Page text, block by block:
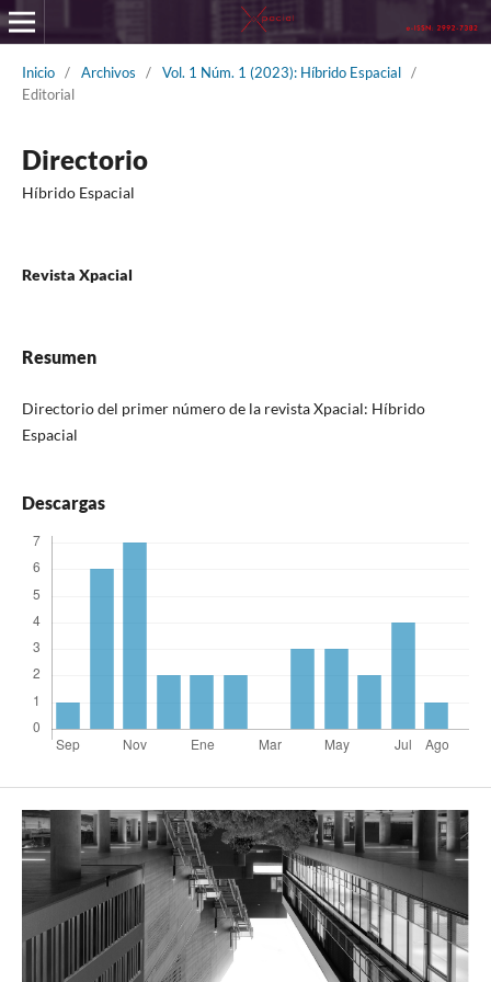
Inicio / Archivos / Vol. 1 Núm. 1 (2023): Híbrido Espacial /
Editorial
Directorio
Híbrido Espacial
Revista Xpacial
Resumen
Directorio del primer número de la revista Xpacial: Híbrido
Espacial
Descargas